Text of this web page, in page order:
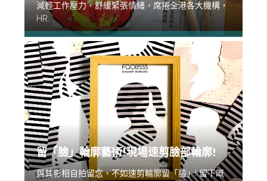
減輕工作壓力，舒緩緊張情緒，席捲全港各大機構，
HR...
留「臉」輪廓藝術!現場速剪臉部輪廓!
與其影相自拍留念，不如速剪輪廓留「臉」! 留下嘅